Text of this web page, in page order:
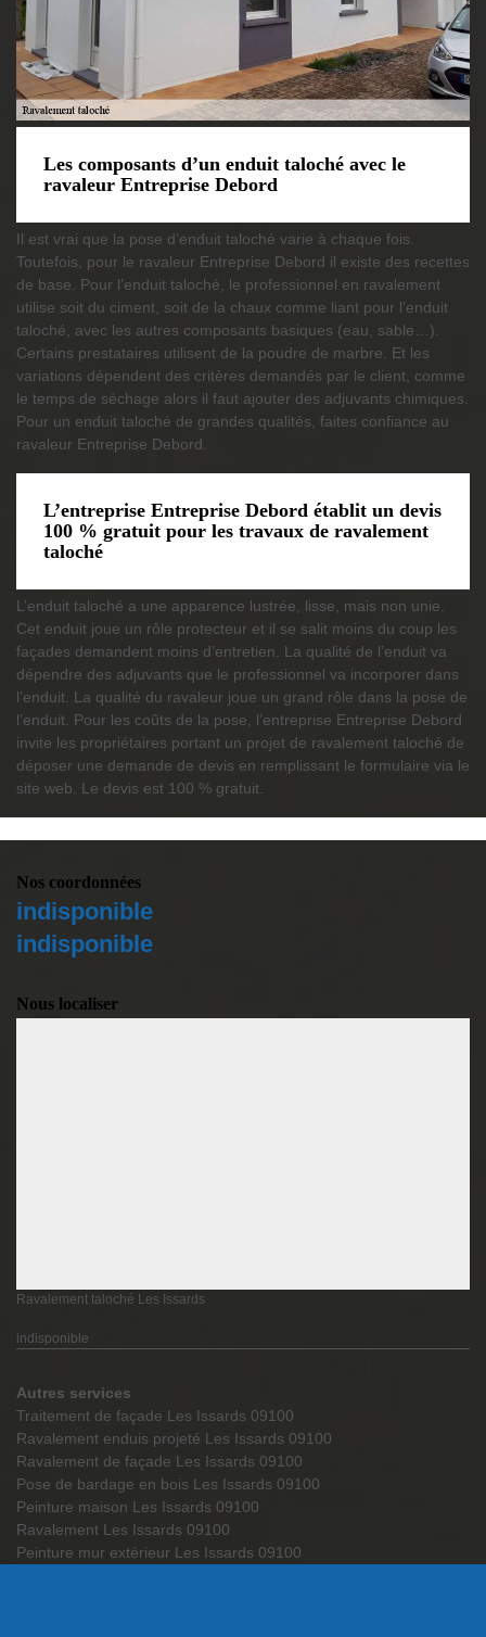
Les composants d’un enduit taloché avec le
ravaleur Entreprise Debord
Il est vrai que la pose d’enduit taloché varie à chaque fois.
Toutefois, pour le ravaleur Entreprise Debord il existe des recettes
de base. Pour l’enduit taloché, le professionnel en ravalement
utilise soit du ciment, soit de la chaux comme liant pour l’enduit
taloché, avec les autres composants basiques (eau, sable…).
Certains prestataires utilisent de la poudre de marbre. Et les
variations dépendent des critères demandés par le client, comme
le temps de séchage alors il faut ajouter des adjuvants chimiques.
Pour un enduit taloché de grandes qualités, faites confiance au
ravaleur Entreprise Debord.
L’entreprise Entreprise Debord établit un devis
100 % gratuit pour les travaux de ravalement
taloché
L’enduit taloché a une apparence lustrée, lisse, mais non unie.
Cet enduit joue un rôle protecteur et il se salit moins du coup les
façades demandent moins d’entretien. La qualité de l’enduit va
dépendre des adjuvants que le professionnel va incorporer dans
l’enduit. La qualité du ravaleur joue un grand rôle dans la pose de
l’enduit. Pour les coûts de la pose, l’entreprise Entreprise Debord
invite les propriétaires portant un projet de ravalement taloché de
déposer une demande de devis en remplissant le formulaire via le
site web. Le devis est 100 % gratuit.
Nos coordonnées
indisponible
indisponible
Nous localiser
Ravalement taloché Les Issards
indisponible
Autres services
Traitement de façade Les Issards 09100
Ravalement enduis projeté Les Issards 09100
Ravalement de façade Les Issards 09100
Pose de bardage en bois Les Issards 09100
Peinture maison Les Issards 09100
Ravalement Les Issards 09100
Peinture mur extérieur Les Issards 09100